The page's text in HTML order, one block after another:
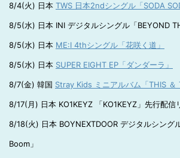
8/4(火) 日本 TWS 日本2ndシングル「SODA
8/5(水) 日本 INI デジタルシングル「BEYOND
8/5(水) 日本 ME:I 4thシングル「花咲く道」
8/5(水) 日本 SUPER EIGHT EP「ダンダーラ」
8/7(金) 韓国 Stray Kids ミニアルバム「THIS ＆
8/17(月) 日本 KO1KEYZ 「KO1KEYZ」先行配信
8/18(火) 日本 BOYNEXTDOOR デジタルシング
Boom」